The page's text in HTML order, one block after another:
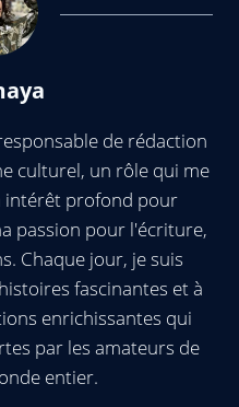
de rédaction
culturel, un rôle qui me
intérêt profond pour
passion pour l'écriture,
Chaque jour, je suis
fascinantes et à
enrichissantes qui
par les amateurs de
entier.